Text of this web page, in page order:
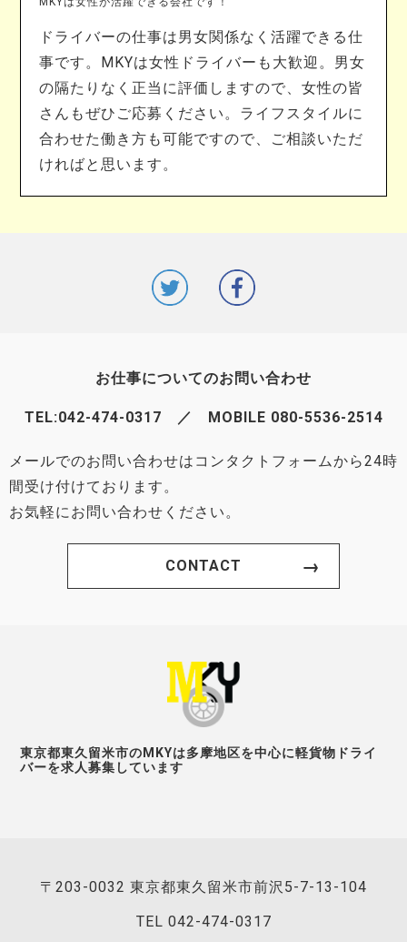
ドライバーの仕事は男女関係なく活躍できる仕
事です。MKYは女性ドライバーも大歓迎。男女
の隔たりなく正当に評価しますので、女性の皆
さんもぜひご応募ください。ライフスタイルに
合わせた働き方も可能ですので、ご相談いただ
ければと思います。
お仕事についてのお問い合わせ
TEL:042-474-0317 ／ MOBILE 080-5536-2514
メールでのお問い合わせはコンタクトフォームから24時
間受け付けております。
お気軽にお問い合わせください。
CONTACT
東京都東久留米市のMKYは多摩地区を中心に軽貨物ドライ
バーを求人募集しています
〒203-0032 東京都東久留米市前沢5-7-13-104
TEL 042-474-0317